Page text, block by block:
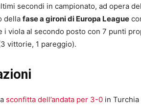
secondi in campionato, ad opera
della fase a gironi di Europa League
i viola al secondo posto con 7 punti
vittorie, 1 pareggio).
sconfitta dell’andata per 3-0 in